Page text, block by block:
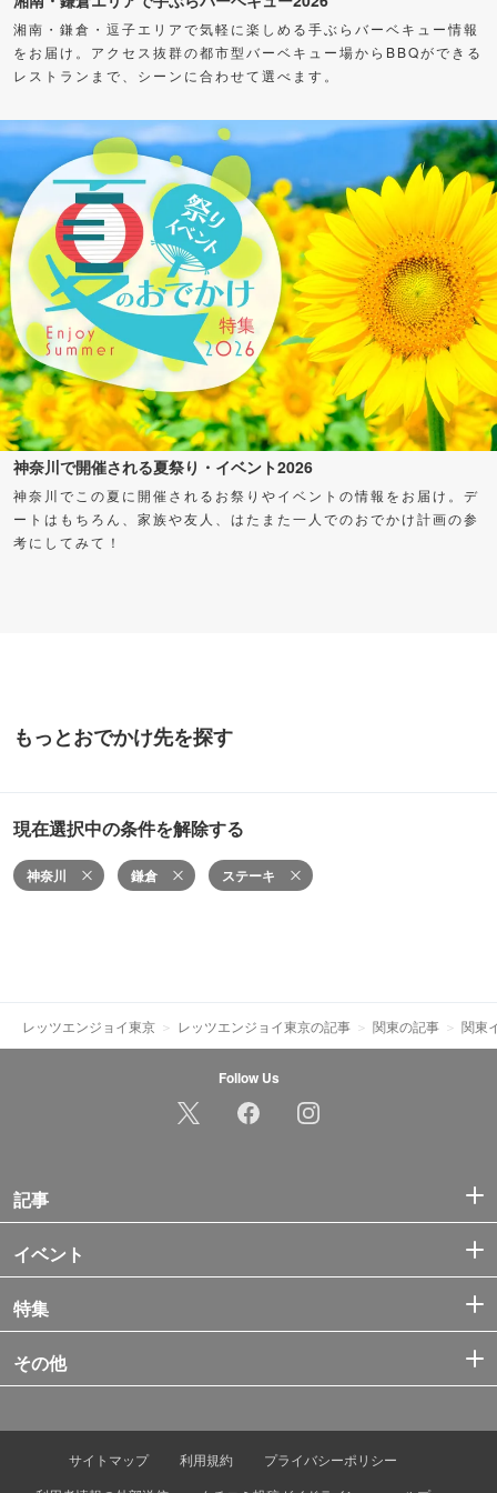
湘南・鎌倉・逗子エリアで気軽に楽しめる手ぶらバーベキュー情報
をお届け。アクセス抜群の都市型バーベキュー場からBBQができる
レストランまで、シーンに合わせて選べます。
神奈川で開催される夏祭り・イベント2026
神奈川でこの夏に開催されるお祭りやイベントの情報をお届け。デ
ートはもちろん、家族や友人、はたまた一人でのおでかけ計画の参
考にしてみて！
もっとおでかけ先を探す
現在選択中の条件を解除する
神奈川 鎌倉 ステーキ
レッツエンジョイ東京 レッツエンジョイ東京の記事 関東の記事 関東
Follow Us
記事
イベント
特集
その他
サイトマップ 利用規約
プライバシーポリシー